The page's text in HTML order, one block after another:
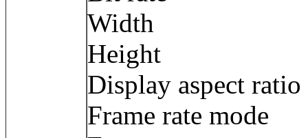
Width : 3
Height : 1
Display aspect
Frame rate